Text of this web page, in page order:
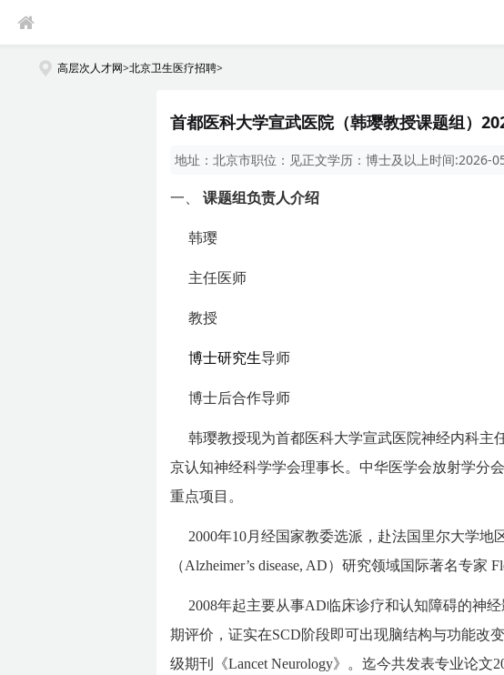
高层次人才网>北京卫生医疗招聘>
首都医科大学宣武医院（韩璎教授课题组）
地址： 北京市职位： 见正文学历： 博士及以上时间:2026-
一、 课题组负责人介绍
韩璎
主任医师
教授
博士研究生导师
博士后合作导师
韩璎教授现为首都医科大学宣武医院神经内科
京认知神经科学学会理事长。中华医学会放射学分
重点项目。
2000年10月经国家教委选派，赴法国里尔大学地
（Alzheimer’s disease, AD）研究领域国际著名专
2008年起主要从事AD临床诊疗和认知障碍的神
期评价，证实在SCD阶段即可出现脑结构与功能改
级期刊《Lancet Neurology》。迄今共发表专业论